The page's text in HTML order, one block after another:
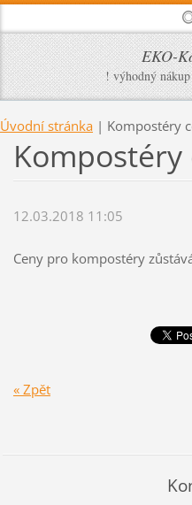
EKO-
! výhodný
Úvodní stránka | Kompostéry
Kompostéry
12.03.2018 11:05
Ceny pro kompostéry
« Zpět